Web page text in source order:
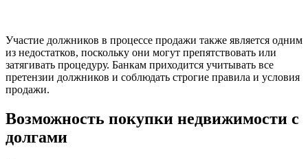
Участие должников в процессе продажи также является одним
из недостатков, поскольку они могут препятствовать или
затягивать процедуру. Банкам приходится учитывать все
претензии должников и соблюдать строгие правила и условия
продажи.
Возможность покупки недвижимости с
долгами